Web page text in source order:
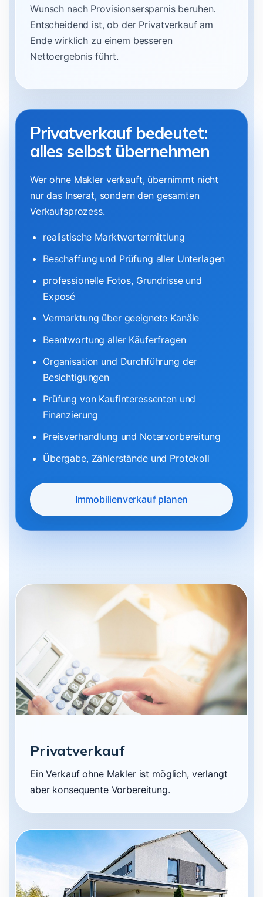
Wunsch nach Provisionsersparnis beruhen.
Entscheidend ist, ob der Privatverkauf am
Ende wirklich zu einem besseren
Nettoergebnis führt.
Privatverkauf bedeutet:
alles selbst übernehmen
Wer ohne Makler verkauft, übernimmt nicht
nur das Inserat, sondern den gesamten
Verkaufsprozess.
realistische Marktwertermittlung
Beschaffung und Prüfung aller Unterlagen
professionelle Fotos, Grundrisse und
Exposé
Vermarktung über geeignete Kanäle
Beantwortung aller Käuferfragen
Organisation und Durchführung der
Besichtigungen
Prüfung von Kaufinteressenten und
Finanzierung
Preisverhandlung und Notarvorbereitung
Übergabe, Zählerstände und Protokoll
Immobilienverkauf planen
Privatverkauf
Ein Verkauf ohne Makler ist möglich, verlangt
aber konsequente Vorbereitung.